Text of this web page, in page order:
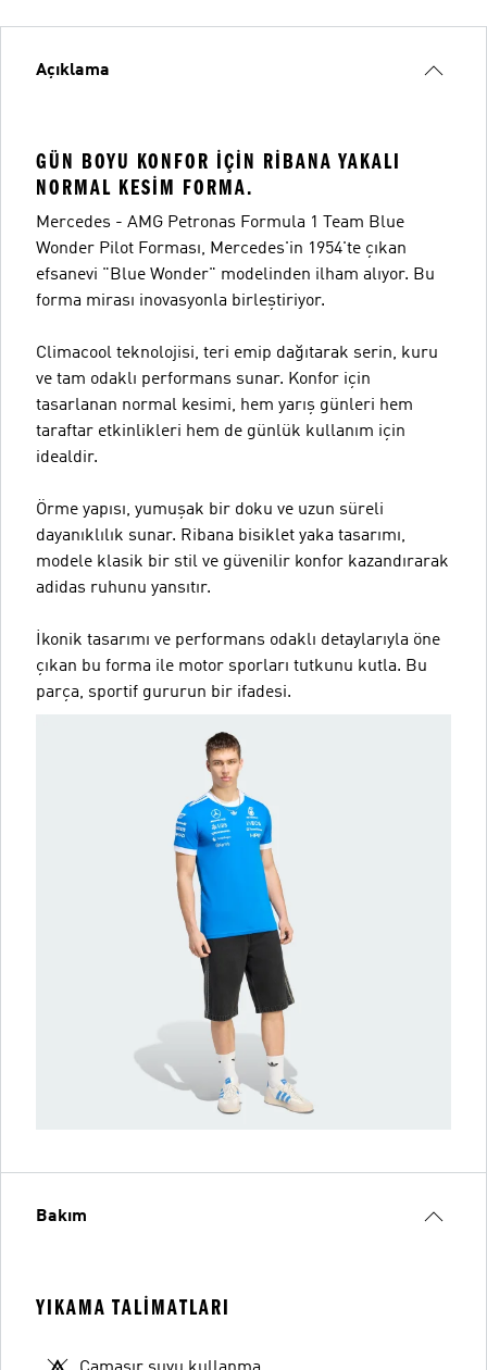
Açıklama
GÜN BOYU KONFOR IÇIN RIBANA YAKALI
NORMAL KESIM FORMA.
Mercedes - AMG Petronas Formula 1 Team Blue
Wonder Pilot Forması, Mercedes'in 1954'te çıkan
efsanevi "Blue Wonder" modelinden ilham alıyor. Bu
forma mirası inovasyonla birleştiriyor.
Climacool teknolojisi, teri emip dağıtarak serin, kuru
ve tam odaklı performans sunar. Konfor için
tasarlanan normal kesimi, hem yarış günleri hem
taraftar etkinlikleri hem de günlük kullanım için
idealdir.
Örme yapısı, yumuşak bir doku ve uzun süreli
dayanıklılık sunar. Ribana bisiklet yaka tasarımı,
modele klasik bir stil ve güvenilir konfor kazandırarak
adidas ruhunu yansıtır.
İkonik tasarımı ve performans odaklı detaylarıyla öne
çıkan bu forma ile motor sporları tutkunu kutla. Bu
parça, sportif gururun bir ifadesi.
Bakım
YIKAMA TALIMATLARI